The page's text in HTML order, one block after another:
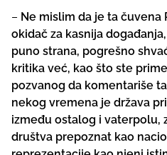
– Ne mislim da je ta čuvena
okidač za kasnija
puno strana, pogrešno
kritika već, kao što ste
pozvanog da komentariše
nekog vremena je država
između ostalog i vaterpolu,
društva prepoznat kao